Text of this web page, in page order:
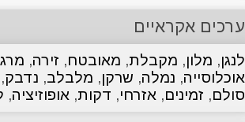
ערכים אקראיים
לנגן, מלון, מקבלת, מאובטח, זירה,
אוכלוסייה, נמלה, שרקן, מלבלב, נדבק,
סולם, זמינים, אזרחי, דקות, אופוזיציה,